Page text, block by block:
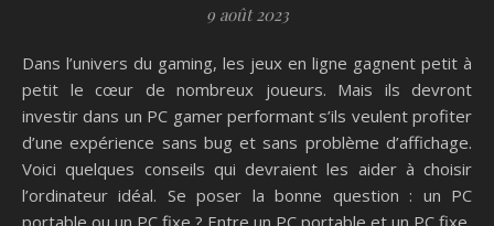
9 août 2023
Dans l’univers du gaming, les jeux en ligne gagnent petit à
petit le cœur de nombreux joueurs. Mais ils devront
investir dans un PC gamer performant s’ils veulent profiter
d’une expérience sans bug et sans problème d’affichage.
Voici quelques conseils qui devraient les aider à choisir
l’ordinateur idéal. Se poser la bonne question : un PC
portable ou un PC fixe ? Entre un PC portable et un PC fixe,